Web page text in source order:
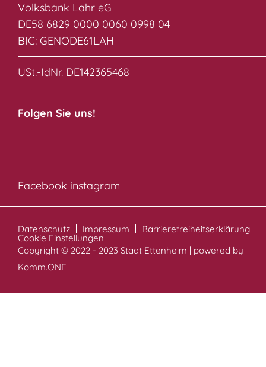
Volksbank Lahr eG
DE58 6829 0000 0060 0998 04
BIC: GENODE61LAH
USt.-IdNr. DE142365468
Folgen Sie uns!
Facebook instagram
Datenschutz Impressum Barrierefreiheitserklärung
Cookie Einstellungen
Copyright © 2022 - 2023 Stadt Ettenheim | powered by
Komm.ONE